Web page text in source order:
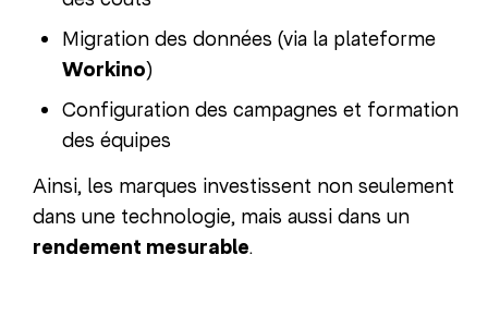
Migration des données (via la plateforme
Workino)
Configuration des campagnes et formation
des équipes
Ainsi, les marques investissent non seulement
dans une technologie, mais aussi dans un
rendement mesurable.